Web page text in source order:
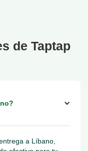
de Taptap
a Líbano,